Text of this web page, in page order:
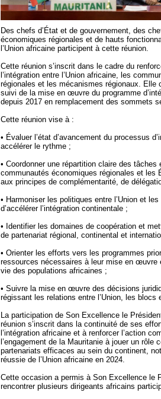
Des chefs d’État et de gouvernement, des
économiques régionales et de hauts
l’Union africaine participent à cette réunion.
Cette réunion s’inscrit dans le cadre du
l’intégration entre l’Union africaine, les
régionales et les mécanismes régionaux. Elle
suivi de la mise en œuvre du programme
depuis 2017 en remplacement des sommets
Cette réunion vise à :
• Évaluer l’état d’avancement du processus
accélérer le rythme ;
• Coordonner une répartition claire des tâches
communautés économiques régionales et les
aux principes de complémentarité, de
• Harmoniser les politiques entre l’Union et
d’accélérer l’intégration continentale ;
• Identifier les domaines de coopération et
de partenariat régional, continental et
• Orienter les efforts vers les programmes
ressources nécessaires à leur mise en œuvre
vie des populations africaines ;
• Suivre la mise en œuvre des décisions
régissant les relations entre l’Union, les
La participation de Son Excellence le
réunion s’inscrit dans la continuité de ses
l’intégration africaine et à renforcer l’action
l’engagement de la Mauritanie à jouer un rôle
partenariats efficaces au sein du continent,
réussie de l’Union africaine en 2024.
Cette occasion a permis à Son Excellence le
rencontrer plusieurs dirigeants africains